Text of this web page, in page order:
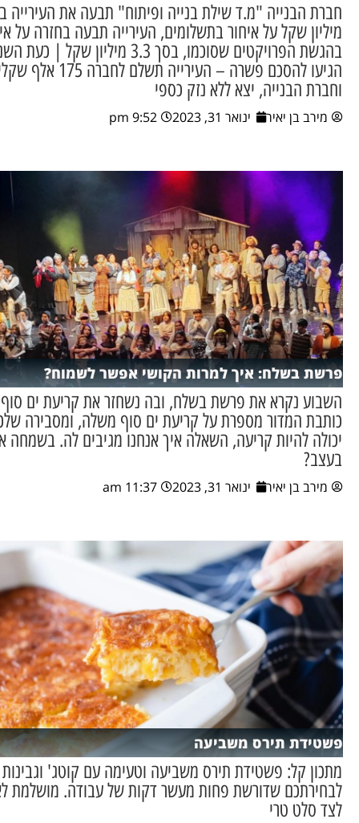
חברת הבנייה "מ.ד שילת בנייה ופיתוח" תבעה את העירייה
מיליון שקל על איחור בתשלומים, העירייה תבעה בחזרה על
בהגשת הפרויקטים שסוכמו, בסך 3.3 מיליון שקל |
הגיעו להסכם פשרה – העירייה תשלם לחברה
וחברת הבנייה, יצא ללא נזק כספי
מירב בן יאיר ינואר 31, 2023 9:52 pm
פרשת בשלח: איך למרות הקושי אפשר לשמוח?
השבוע נקרא את פרשת בשלח, ובה נשחזר את קריעת ים
כותבת המדור מספרת על קריעת ים סוף משלה, ומסבירה
יכולה להיות קריעה, השאלה איך אנחנו מגיבים לה. בשמחה
בעצב?
מירב בן יאיר ינואר 31, 2023 11:37 am
פשטידת תירס משביעה
מתכון קל: פשטידת תירס משביעה וטעימה עם קוטג' וגבינות
לבחירתכם שדורשת פחות מעשר דקות של עבודה. מושלמת
לצד סלט טרי